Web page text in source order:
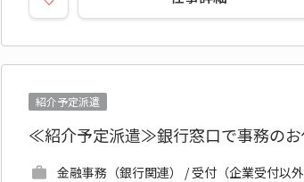
紹介予定派遣
≪紹介予定派遣≫銀行窓口で事務の
金融事務（銀行関連） / 受付（企業受付以